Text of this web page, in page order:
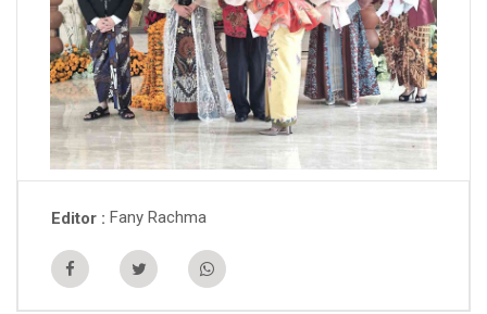
Editor Fany Rachma